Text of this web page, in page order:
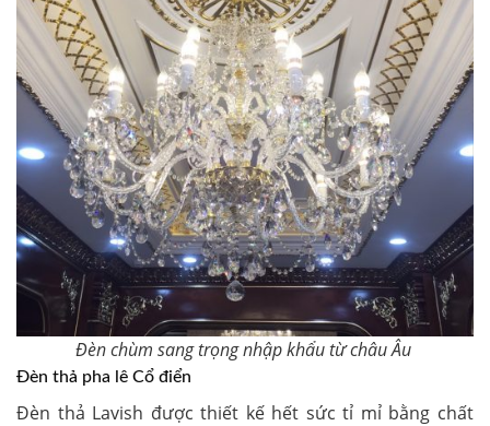
Đèn chùm sang trọng nhập khẩu từ châu Âu
Đèn thả pha lê Cổ điển
Đèn thả Lavish được thiết kế hết sức tỉ mỉ bằng chất